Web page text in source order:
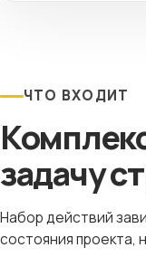
ЧТО ВХОДИТ
задачу
Набор действий
состояния проекта,